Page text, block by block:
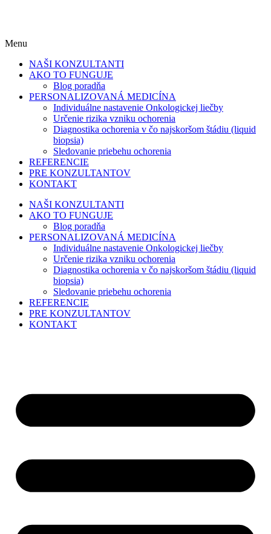
Menu
NAŠI KONZULTANTI
AKO TO FUNGUJE
Blog poradňa
PERSONALIZOVANÁ MEDICÍNA
Individuálne nastavenie Onkologickej liečby
Určenie rizika vzniku ochorenia
Diagnostika ochorenia v čo najskoršom štádiu (liquid
biopsia)
Sledovanie priebehu ochorenia
REFERENCIE
PRE KONZULTANTOV
KONTAKT
NAŠI KONZULTANTI
AKO TO FUNGUJE
Blog poradňa
PERSONALIZOVANÁ MEDICÍNA
Individuálne nastavenie Onkologickej liečby
Určenie rizika vzniku ochorenia
Diagnostika ochorenia v čo najskoršom štádiu (liquid
biopsia)
Sledovanie priebehu ochorenia
REFERENCIE
PRE KONZULTANTOV
KONTAKT